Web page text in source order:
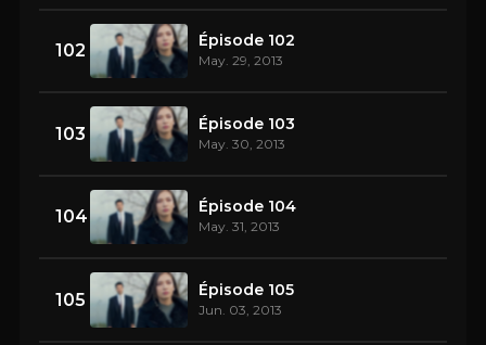
102 Épisode 102
May. 29, 2013
103 Épisode 103
May. 30, 2013
104 Épisode 104
May. 31, 2013
105 Épisode 105
Jun. 03, 2013